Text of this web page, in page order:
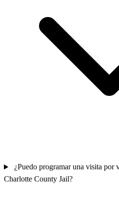
¿Puedo programar una visita por
Charlotte County Jail?